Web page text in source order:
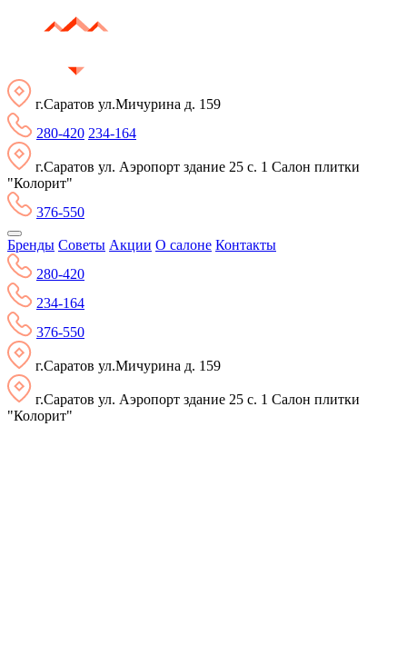
г.Саратов ул.Мичурина д. 159
280-420 234-164
г.Саратов ул. Аэропорт здание 25 с. 1 Салон плитки
"Колорит"
376-550
Бренды Советы Акции О салоне Контакты
280-420
234-164
376-550
г.Саратов ул.Мичурина д. 159
г.Саратов ул. Аэропорт здание 25 с. 1 Салон плитки
"Колорит"